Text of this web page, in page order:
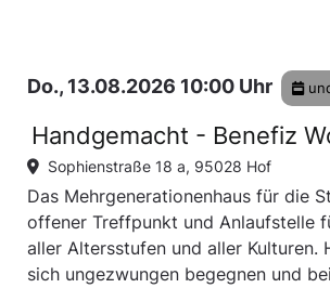
Do., 13.08.2026 10:00 Uhr
Handgemacht - Benefiz
Sophienstraße 18 a, 95028 Hof
Das Mehrgenerationenhaus für die
offener Treffpunkt und Anlaufstelle
aller Altersstufen und aller Kulturen.
sich ungezwungen begegnen und